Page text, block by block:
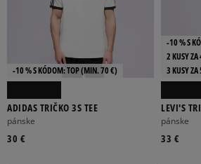
-10 % S KÓDOM: TOP (MIN. 70 €)
ADIDAS TRIČKO 3S TEE
pánske
30 €
-10 % S
2 KUSY
3 KUSY ZA
LEVI'S
REDS
pánske
33 €